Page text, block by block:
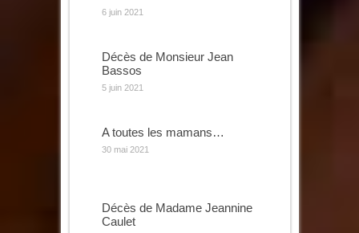
6 juin 2021
Décès de Monsieur Jean
Bassos
5 juin 2021
A toutes les mamans…
30 mai 2021
Décès de Madame Jeannine
Caulet